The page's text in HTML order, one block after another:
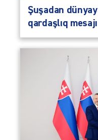
Şuşadan
qardaşlıq mesajı